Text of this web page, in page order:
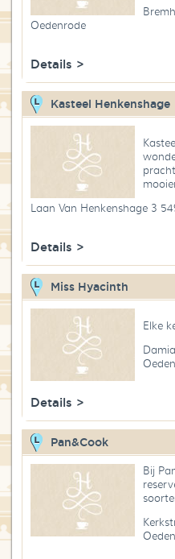
Oedenrode
Details >
Kasteel Henkenshage
Laan Van Henkenshage 3
Details >
Miss Hyacinth
Elke
Details >
Pan&Cook
Bij